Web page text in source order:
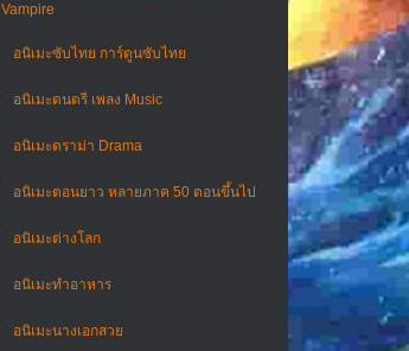
Vampire
อนิเมะซับไทย การ์ตูนซับไทย
อนิเมะดนตรี เพลง Music
อนิเมะดราม่า Drama
อนิเมะตอนยาว หลายภาค 50 ตอนขึ้นไป
อนิเมะต่างโลก
อนิเมะทําอาหาร
อนิเมะนางเอกสวย